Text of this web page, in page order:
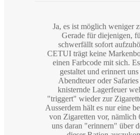
Ja, es ist möglich weniger
Gerade für diejenigen,
schwerfällt sofort
CETUI trägt keine
einen Farbcode mit sich.
gestaltet und erinnert
Abendteuer oder Safaries
knisternde Lagerfeuer
"triggert" wieder zur
Ausserdem hält es nur eine
von Zigaretten vor, nämlich
uns daran "erinnern" über